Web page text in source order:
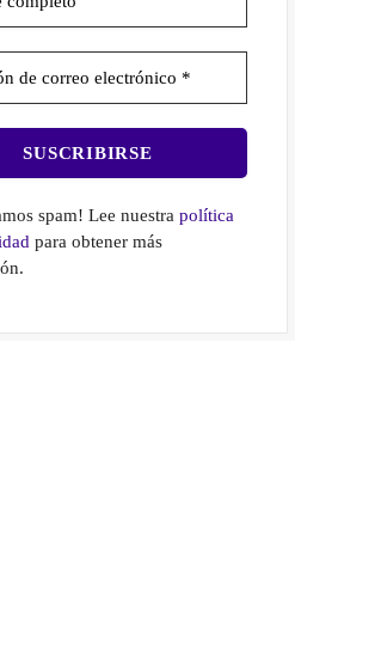
spam! Lee nuestrapolítica
para obtener más